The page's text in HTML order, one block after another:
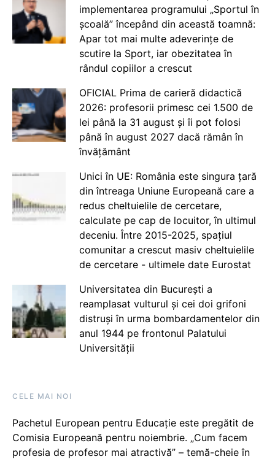
implementarea programului „Sportul în
școală” începând din această toamnă:
Apar tot mai multe adeverințe de
scutire la Sport, iar obezitatea în
rândul copiilor a crescut
OFICIAL Prima de carieră didactică
2026: profesorii primesc cei 1.500 de
lei până la 31 august și îi pot folosi
până în august 2027 dacă rămân în
învățământ
Unici în UE: România este singura țară
din întreaga Uniune Europeană care a
redus cheltuielile de cercetare,
calculate pe cap de locuitor, în ultimul
deceniu. Între 2015-2025, spațiul
comunitar a crescut masiv cheltuielile
de cercetare - ultimele date Eurostat
Universitatea din București a
reamplasat vulturul și cei doi grifoni
distruși în urma bombardamentelor din
anul 1944 pe frontonul Palatului
Universității
CELE MAI NOI
Pachetul European pentru Educație este pregătit de
Comisia Europeană pentru noiembrie. „Cum facem
profesia de profesor mai atractivă” – temă-cheie în